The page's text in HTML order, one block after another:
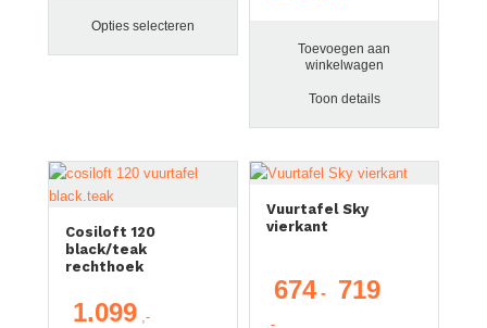
Opties selecteren
Toevoegen aan
winkelwagen
Toon details
Cosiloft 120
black/teak
rechthoek
1.099
Vuurtafel Sky
vierkant
674 - 719Prijsklasse:
Aanbieding!